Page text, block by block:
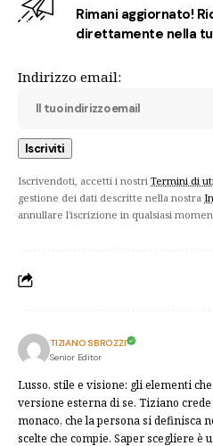
Rimani aggiornato!
direttamente nella
Indirizzo email:
Iscrivendoti, accetti i nostri Termini di
gestione dei dati descritte nella nostra
annullare l'iscrizione in qualsiasi
TIZIANO SBROZZI
Senior Editor
Lusso, stile e visione: gli elementi
versione esterna di se. Tiziano
monaco, che la persona si definisca
scelte che compie. Saper scegliere è